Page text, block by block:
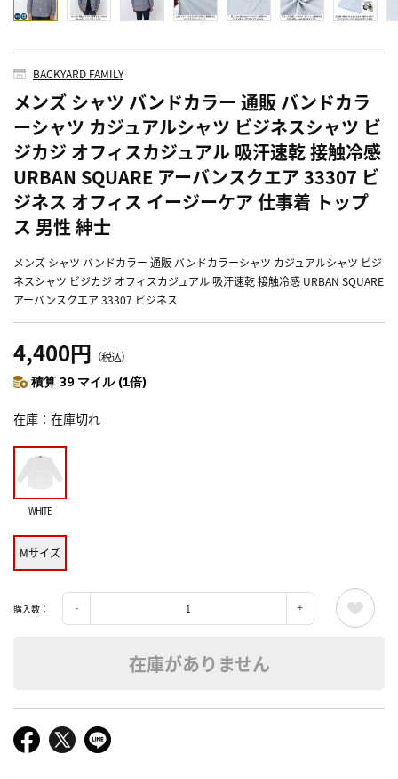
BACKYARD FAMILY
メンズ シャツ バンドカラー 通販 バンドカラ
ーシャツ カジュアルシャツ ビジネスシャツ ビ
ジカジ オフィスカジュアル 吸汗速乾 接触冷感
URBAN SQUARE アーバンスクエア 33307 ビ
ジネス オフィス イージーケア 仕事着 トップ
ス 男性 紳士
メンズ シャツ バンドカラー 通販 バンドカラーシャツ カジュアルシャツ ビジ
ネスシャツ ビジカジ オフィスカジュアル 吸汗速乾 接触冷感 URBAN SQUARE
アーバンスクエア 33307 ビジネス
4,400円 （税込）
積算 39 マイル (1倍)
在庫 在庫切れ
WHITE
Mサイズ
購入数：
在庫がありません